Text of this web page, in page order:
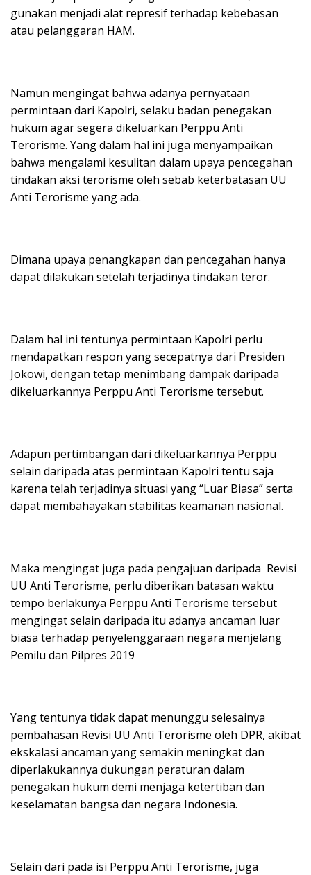
gunakan menjadi alat represif terhadap kebebasan
atau pelanggaran HAM.
Namun mengingat bahwa adanya pernyataan
permintaan dari Kapolri, selaku badan penegakan
hukum agar segera dikeluarkan Perppu Anti
Terorisme. Yang dalam hal ini juga menyampaikan
bahwa mengalami kesulitan dalam upaya pencegahan
tindakan aksi terorisme oleh sebab keterbatasan UU
Anti Terorisme yang ada.
Dimana upaya penangkapan dan pencegahan hanya
dapat dilakukan setelah terjadinya tindakan teror.
Dalam hal ini tentunya permintaan Kapolri perlu
mendapatkan respon yang secepatnya dari Presiden
Jokowi, dengan tetap menimbang dampak daripada
dikeluarkannya Perppu Anti Terorisme tersebut.
Adapun pertimbangan dari dikeluarkannya Perppu
selain daripada atas permintaan Kapolri tentu saja
karena telah terjadinya situasi yang “Luar Biasa” serta
dapat membahayakan stabilitas keamanan nasional.
Maka mengingat juga pada pengajuan daripada Revisi
UU Anti Terorisme, perlu diberikan batasan waktu
tempo berlakunya Perppu Anti Terorisme tersebut
mengingat selain daripada itu adanya ancaman luar
biasa terhadap penyelenggaraan negara menjelang
Pemilu dan Pilpres 2019
Yang tentunya tidak dapat menunggu selesainya
pembahasan Revisi UU Anti Terorisme oleh DPR, akibat
ekskalasi ancaman yang semakin meningkat dan
diperlakukannya dukungan peraturan dalam
penegakan hukum demi menjaga ketertiban dan
keselamatan bangsa dan negara Indonesia.
Selain dari pada isi Perppu Anti Terorisme, juga